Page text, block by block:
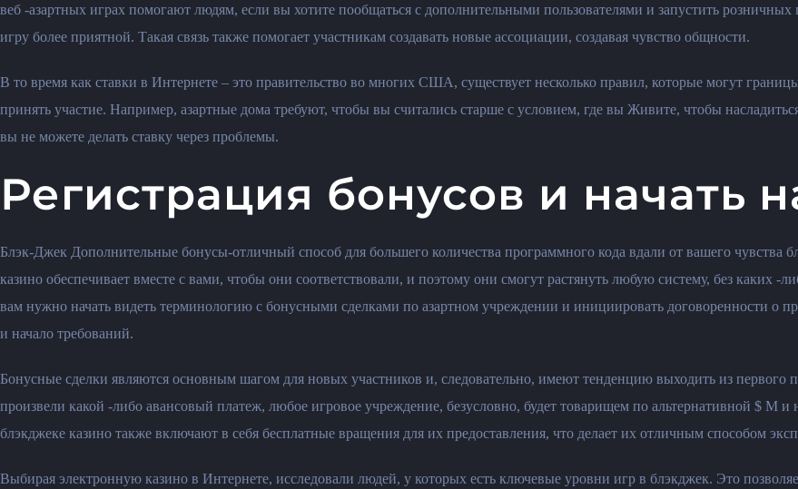
веб -азартных играх помогают людям, если вы хотите пообщаться с дополнительными пользователями и запустить
игру более приятной. Такая связь также помогает участникам создавать новые ассоциации, создавая чувство общности.
В то время как ставки в Интернете – это правительство во многих США, существует несколько правил, которые могут
принять участие. Например, азартные дома требуют, чтобы вы считались старше с условием, где вы Живите, чтобы
вы не можете делать ставку через проблемы.
Регистрация бонусов и начать
Блэк-Джек Дополнительные бонусы-отличный способ для большего количества программного кода вдали от вашего чувства
казино обеспечивает вместе с вами, чтобы они соответствовали, и поэтому они смогут растянуть любую систему, без каких
вам нужно начать видеть терминологию с бонусными сделками по азартном учреждении и инициировать договоренности о
и начало требований.
Бонусные сделки являются основным шагом для новых участников и, следовательно, имеют тенденцию выходить из первого
произвели какой -либо авансовый платеж, любое игровое учреждение, безусловно, будет товарищем по альтернативной $ M
блэкджеке казино также включают в себя бесплатные вращения для их предоставления, что делает их отличным способом
Выбирая электронную казино в Интернете, исследовали людей, у которых есть ключевые уровни игр в блэкджек. Это